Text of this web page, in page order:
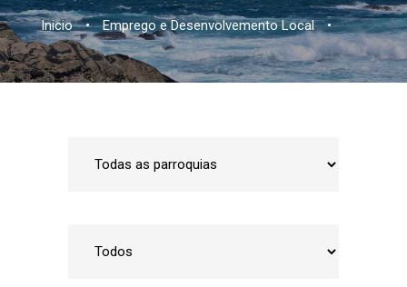
Inicio • Emprego e Desenvolvemento Local •